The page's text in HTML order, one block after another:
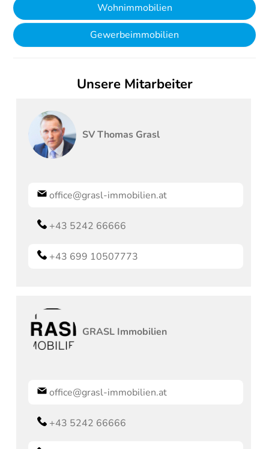
Wohnimmobilien
Gewerbeimmobilien
Unsere Mitarbeiter
SV Thomas Grasl
office@grasl-immobilien.at
+43 5242 66666
+43 699 10507773
GRASL Immobilien
office@grasl-immobilien.at
+43 5242 66666